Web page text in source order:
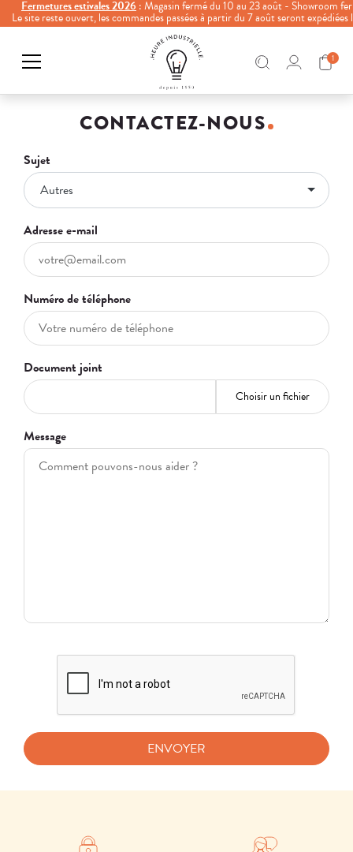
CONTACTEZ-NOUS
Sujet
Autres
Adresse e-mail
Numéro de téléphone
Document joint
Choisir un fichier
Message
Fermetures estivales 2026 : Magasin fermé du 10 au 23 août - Showroom
Le site reste ouvert, les commandes passées à partir du 7 août seront
1